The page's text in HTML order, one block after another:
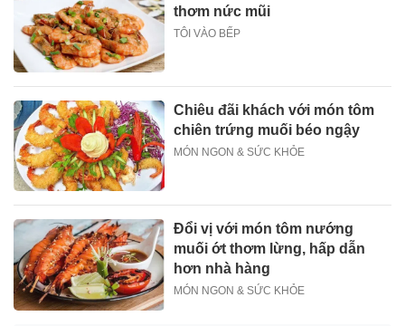
thơm nức mũi
TÔI VÀO BẾP
Chiêu đãi khách với món tôm
chiên trứng muối béo ngậy
MÓN NGON & SỨC KHỎE
Đổi vị với món tôm nướng
muối ớt thơm lừng, hấp dẫn
hơn nhà hàng
MÓN NGON & SỨC KHỎE